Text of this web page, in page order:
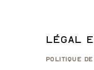
LÉGAL
POLITIQUE